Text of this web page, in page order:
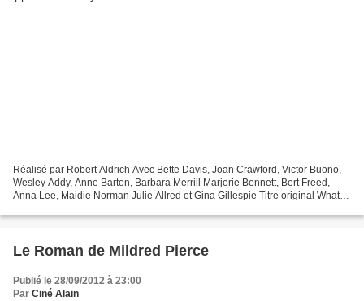
Réalisé par Robert Aldrich Avec Bette Davis, Joan Crawford, Victor Buono,
Wesley Addy, Anne Barton, Barbara Merrill Marjorie Bennett, Bert Freed,
Anna Lee, Maidie Norman Julie Allred et Gina Gillespie Titre original What
Le Roman de Mildred Pierce
Publié le 28/09/2012 à 23:00
Par Ciné Alain